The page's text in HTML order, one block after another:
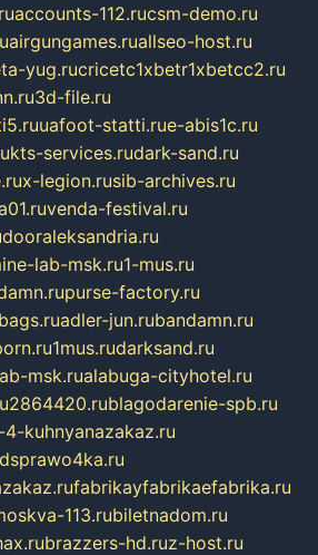
accounts-112.rucsm-demo.ru
airgungames.ruallseo-host.ru
yug.rucricetc1xbetr1xbetcc2.ru
3d-file.ru
uafoot-statti.rue-abis1c.ru
kts-services.rudark-sand.ru
x-legion.rusib-archives.ru
venda-festival.ru
dooraleksandria.ru
lab-msk.ru1-mus.ru
purse-factory.ru
adler-jun.rubandamn.ru
1mus.rudarksand.ru
msk.rualabuga-cityhotel.ru
2864420.rublagodarenie-spb.ru
kuhnyanazakaz.ru
fabrikayfabrikaefabrika.ru
113.rubiletnadom.ru
brazzers-hd.ruz-host.ru